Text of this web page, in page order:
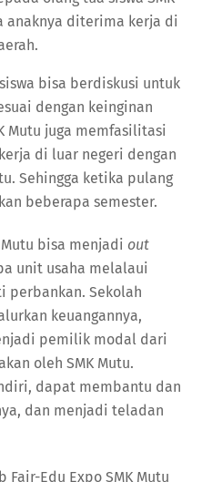
anaknya diterima kerja di
bisa berdiskusi untuk
dengan keinginan
Mutu juga memfasilitasi
di luar negeri dengan
Sehingga ketika pulang
beberapa semester.
bisa menjadi out
unit usaha melalaui
perbankan. Sekolah
keuangannya,
pemilik modal dari
oleh SMK Mutu.
dapat membantu dan
dan menjadi teladan